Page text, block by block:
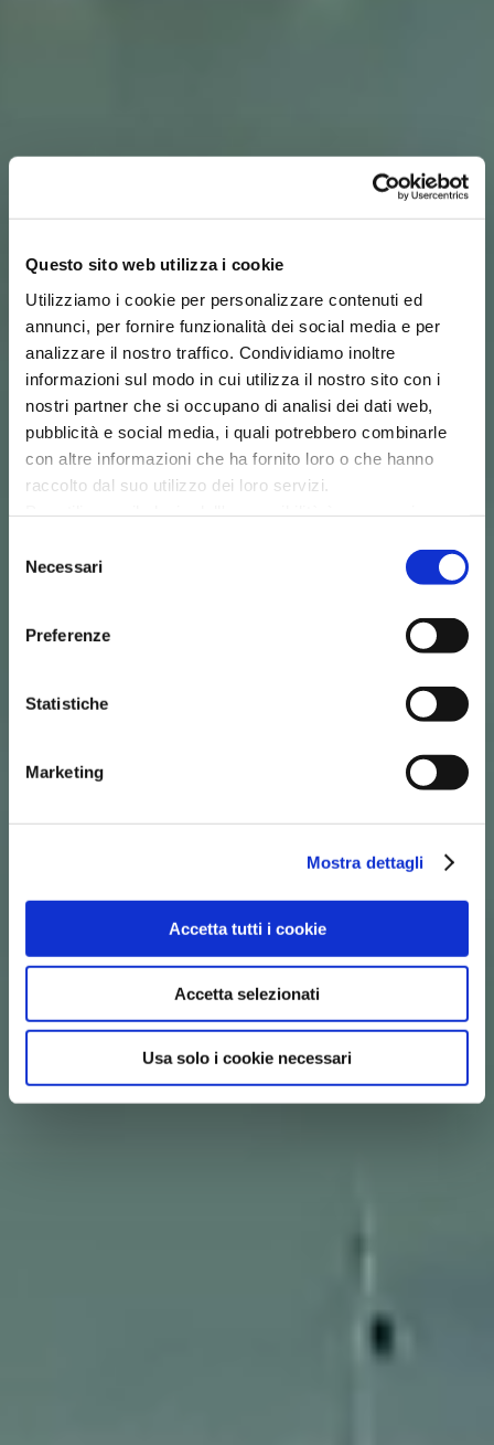
Questo sito web utilizza i cookie
Utilizziamo i cookie per personalizzare contenuti ed
annunci, per fornire funzionalità dei social media e per
analizzare il nostro traffico. Condividiamo inoltre
informazioni sul modo in cui utilizza il nostro sito con i
nostri partner che si occupano di analisi dei dati web,
pubblicità e social media, i quali potrebbero combinarle
con altre informazioni che ha fornito loro o che hanno
raccolto dal suo utilizzo dei loro servizi.
Per ulteriori informazioni è possibile consultare
Cookie Policy.
delNecessari
Preferenze
Statistiche
Marketing
Mostra dettagli
Accetta tutti i cookie
Accetta selezionati
Usa solo i cookie necessari